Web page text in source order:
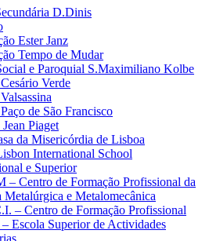
D.Dinis
Ester Janz
Tempo de Mudar
e Paroquial S.Maximiliano Kolbe
Verde
de São Francisco
Piaget
da Misericórdia de Lisboa
International School
e Superior
– Centro de Formação Profissional da
Metalúrgica e Metalomecânica
– Centro de Formação Profissional
Escola Superior de Actividades